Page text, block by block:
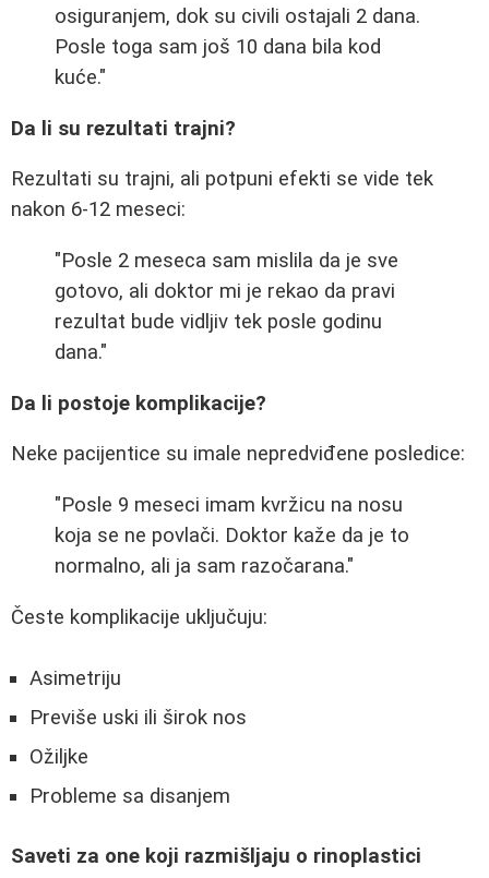
osiguranjem, dok su civili ostajali 2 dana.
Posle toga sam još 10 dana bila kod
kuće."
Da li su rezultati trajni?
Rezultati su trajni, ali potpuni efekti se vide tek
nakon 6-12 meseci:
"Posle 2 meseca sam mislila da je sve
gotovo, ali doktor mi je rekao da pravi
rezultat bude vidljiv tek posle godinu
dana."
Da li postoje komplikacije?
Neke pacijentice su imale nepredviđene posledice:
"Posle 9 meseci imam kvržicu na nosu
koja se ne povlači. Doktor kaže da je to
normalno, ali ja sam razočarana."
Česte komplikacije uključuju:
Asimetriju
Previše uski ili širok nos
Ožiljke
Probleme sa disanjem
Saveti za one koji razmišljaju o rinoplastici